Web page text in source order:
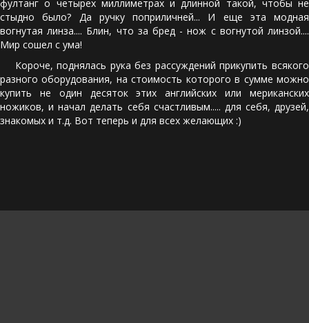
фултанг о четырех миллиметрах и длинной такой, чтобы не
стыдно было? Да ручку поприличней... И еще эта модная
вогнутая линза.... Блин, что за бред - нож с вогнутой линзой....
Мир сошел с ума!
Короче, поднялась рука без рассуждений прикупить всякого
разного оборудования, на стоимость которого в сумме можно
купить не один десяток этих английских или мериканских
ножиков, и начал делать себя счастливым..... для себя, друзей,
знакомых и т.д. Вот теперь и для всех желающих :)